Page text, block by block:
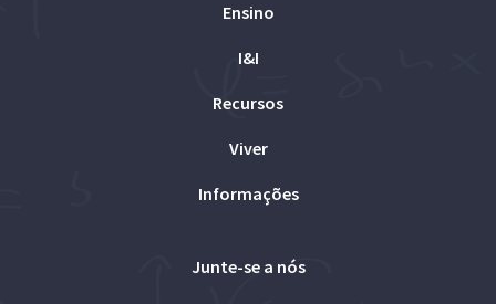
Ensino
I&I
Recursos
Viver
Informações
Junte-se a nós